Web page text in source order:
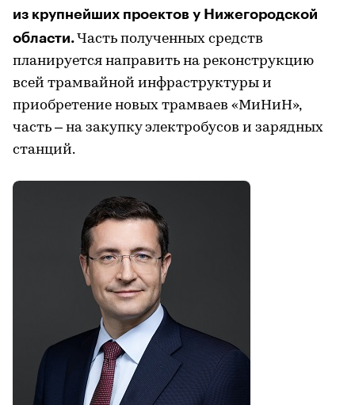
из крупнейших проектов у Нижегородской
области. Часть полученных средств
планируется направить на реконструкцию
всей трамвайной инфраструктуры и
приобретение новых трамваев «МиНиН»,
часть – на закупку электробусов и зарядных
станций.